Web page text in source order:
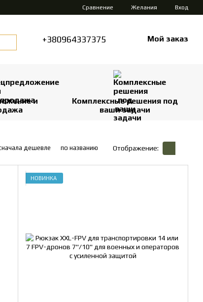
Сравнение Желания Вход
+380964337375 Мой заказ
и
Комплексные решения под
ваши задачи
дешевле по названию Отображение:
НОВИНКА